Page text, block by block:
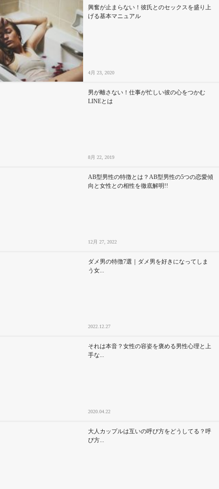
興奮が止まらない！彼氏とのセックスを盛り上
げる基本マニュアル
4月 23, 2020
男が離さない！仕事が忙しい彼の心をつかむ
LINEとは
8月 22, 2019
AB型男性の特徴とは？AB型男性の5つの恋愛傾
向と女性との相性を徹底解明!!
12月 27, 2022
ダメ男の特徴7選｜ダメ男を好きになってしま
う女...
2022.12.27
それは本音？女性の容姿を褒める男性心理と上
手な...
2020.04.22
大人カップルは互いの呼び方をどうしてる？呼
び方...